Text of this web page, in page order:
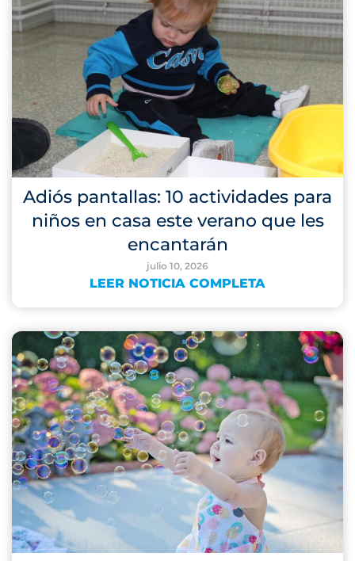
Adiós pantallas: 10 actividades para
niños en casa este verano que les
encantarán
julio 10, 2026
LEER NOTICIA COMPLETA